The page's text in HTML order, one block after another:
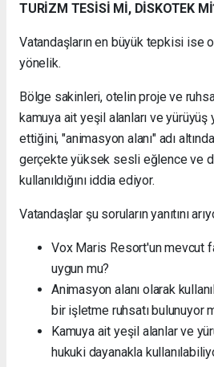
TURİZM TESİSİ Mİ, DİSKOTEK
Vatandaşların en büyük tepkisi ise
yönelik.
Bölge sakinleri, otelin proje ve ruhsat
kamuya ait yeşil alanları ve yürüyüş
ettiğini, "animasyon alanı" adı
gerçekte yüksek sesli eğlence ve
kullanıldığını iddia ediyor.
Vatandaşlar şu soruların yanıtını
Vox Maris Resort'un mevcut
uygun mu?
Animasyon alanı olarak
bir işletme ruhsatı bulunuyor
Kamuya ait yeşil alanlar ve
hukuki dayanakla